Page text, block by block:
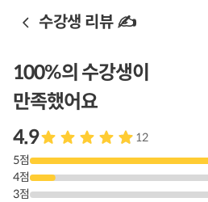
수강생 리뷰 ✍️
100%의 수강생이
만족했어요
4.9
12
5점
4점
3점